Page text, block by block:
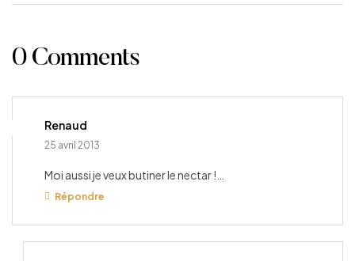
0 Comments
Renaud
25 avril 2013
Moi aussi je veux butiner le nectar !…
Répondre